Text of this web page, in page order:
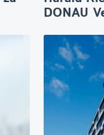
DONAU